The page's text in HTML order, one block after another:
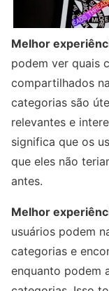
Melhor
podem ver quais
compartilhados
categorias são
relevantes e
significa que os
que eles não
antes.
Melhor
usuários podem
categorias e
enquanto podem